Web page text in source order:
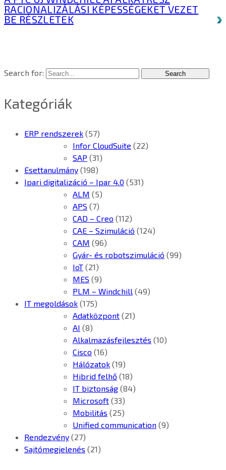
RACIONALIZÁLÁSI KÉPESSÉGEKET VEZET
BE RÉSZLETEK
Search for:
Kategóriák
ERP rendszerek (57)
Infor CloudSuite (22)
SAP (31)
Esettanulmány (198)
Ipari digitalizáció – Ipar 4.0 (531)
ALM (5)
APS (7)
CAD – Creo (112)
CAE – Szimuláció (124)
CAM (96)
Gyár- és robotszimuláció (99)
IoT (21)
MES (9)
PLM – Windchill (49)
IT megoldások (175)
Adatközpont (21)
AI (8)
Alkalmazásfejlesztés (10)
Cisco (16)
Hálózatok (19)
Hibrid felhő (18)
IT biztonság (84)
Microsoft (33)
Mobilitás (25)
Unified communication (9)
Rendezvény (27)
Sajtómegjelenés (21)